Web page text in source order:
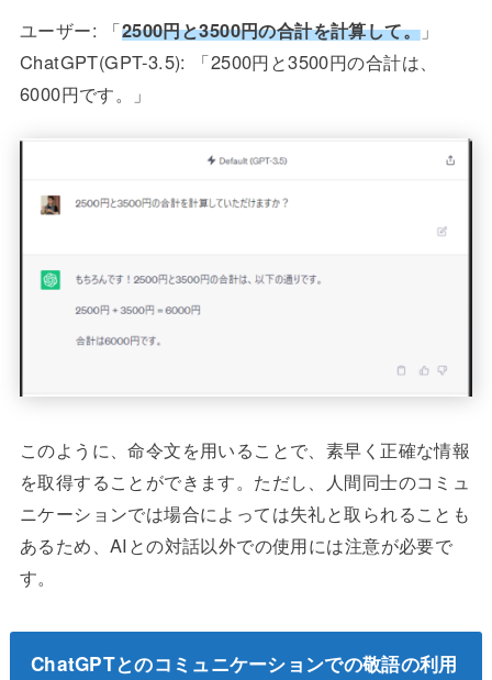
ユーザー: 「2500円と3500円の合計を計算して。 」
ChatGPT(GPT-3.5): 「2500円と3500円の合計は、
6000円です。」
このように、命令文を用いることで、素早く正確な情報
を取得することができます。ただし、人間同士のコミュ
ニケーションでは場合によっては失礼と取られることも
あるため、AIとの対話以外での使用には注意が必要で
す。
ChatGPTとのコミュニケーションでの敬語の利用